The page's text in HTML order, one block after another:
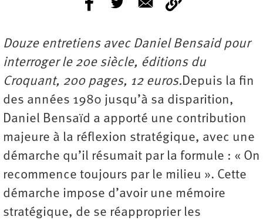
Douze entretiens avec Daniel Bensaid pour
interroger le 20e siècle, éditions du
Croquant, 200 pages, 12 euros.Depuis la fin
des années 1980 jusqu’à sa disparition,
Daniel Bensaïd a apporté une contribution
majeure à la réflexion stratégique, avec une
démarche qu’il résumait par la formule : « On
recommence toujours par le milieu ». Cette
démarche impose d’avoir une mémoire
stratégique, de se réapproprier les